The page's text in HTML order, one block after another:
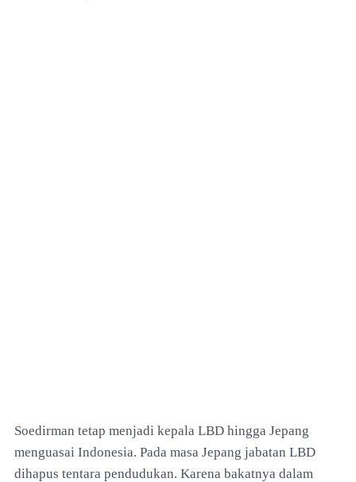
Soedirman tetap menjadi kepala LBD hingga Jepang
menguasai Indonesia. Pada masa Jepang jabatan LBD
dihapus tentara pendudukan. Karena bakatnya dalam